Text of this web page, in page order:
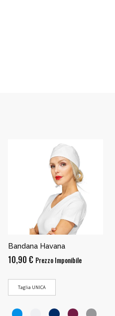
Bandana Havana
10,90 € Prezzo Imponibile
Taglia UNICA